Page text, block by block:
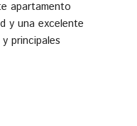
apartamento
y una excelente
principales